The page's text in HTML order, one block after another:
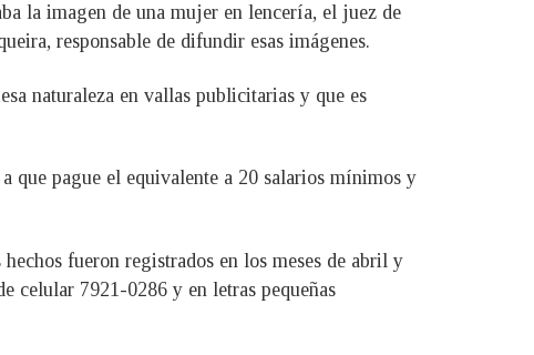
la imagen de una mujer en lencería, el juez de
responsable de difundir esas imágenes.
naturaleza en vallas publicitarias y que es
que pague el equivalente a 20 salarios mínimos y
fueron registrados en los meses de abril y
celular 7921-0286 y en letras pequeñas